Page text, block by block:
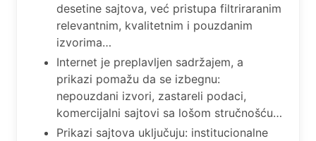
desetine sajtova, već pristupa filtriraranim
relevantnim, kvalitetnim i pouzdanim
izvorima…
Internet je preplavljen sadržajem, a
prikazi pomažu da se izbegnu:
nepouzdani izvori, zastareli podaci,
komercijalni sajtovi sa lošom stručnošću…
Prikazi sajtova uključuju: institucionalne